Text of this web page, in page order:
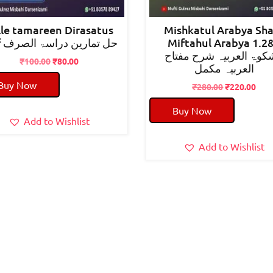
tamareen Dirasatus
sarf حل تمارین دراسۃ الصرف
₹100.00Original
price
₹100.00.
₹80.00Current
Now
Add to Wishlist
Mishkatul Arabya
Miftahul Arabya
العربیہ شرح مفتاح
العربیہ مکمل
₹280.00Original
price
₹280.00.
₹220.00
Buy Now
Add to Wishlist